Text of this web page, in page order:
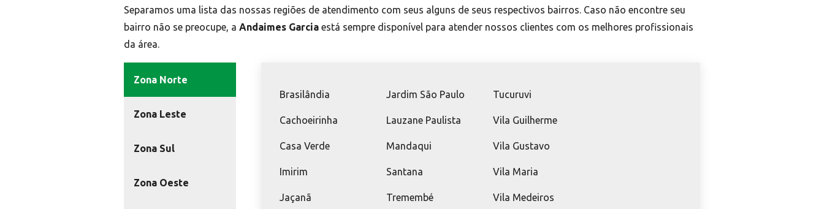
Separamos uma lista das nossas regiões de atendimento com seus alguns de seus respectivos bairros. Caso não encontre seu
bairro não se preocupe, a Andaimes Garciaestá sempre disponível para atender nossos clientes com os melhores profissionais
da área.
Zona Norte
Zona Leste
Zona Sul
Zona Oeste
Brasilândia
Cachoeirinha
Casa Verde
Imirim
Jaçanã
Jardim São Paulo
Lauzane Paulista
Mandaqui
Santana
Tremembé
Tucuruvi
Vila Guilherme
Vila Gustavo
Vila Maria
Vila Medeiros